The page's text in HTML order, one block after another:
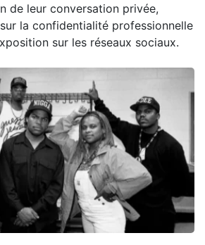
de leur conversation privée,
la confidentialité professionnelle
sur les réseaux sociaux.